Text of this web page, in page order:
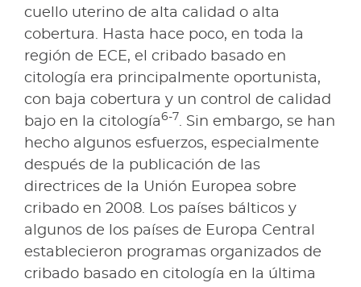
cuello uterino de alta calidad o alta
cobertura. Hasta hace poco, en toda la
región de ECE, el cribado basado en
citología era principalmente oportunista,
con baja cobertura y un control de calidad
bajo en la citología6-7. Sin embargo, se han
hecho algunos esfuerzos, especialmente
después de la publicación de las
directrices de la Unión Europea sobre
cribado en 2008. Los países bálticos y
algunos de los países de Europa Central
establecieron programas organizados de
cribado basado en citología en la última